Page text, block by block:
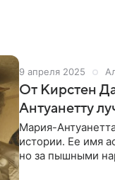
9 апреля 2025
От Кирстен
Антуанетту
Мария-
истории. Ее имя
но за пышными